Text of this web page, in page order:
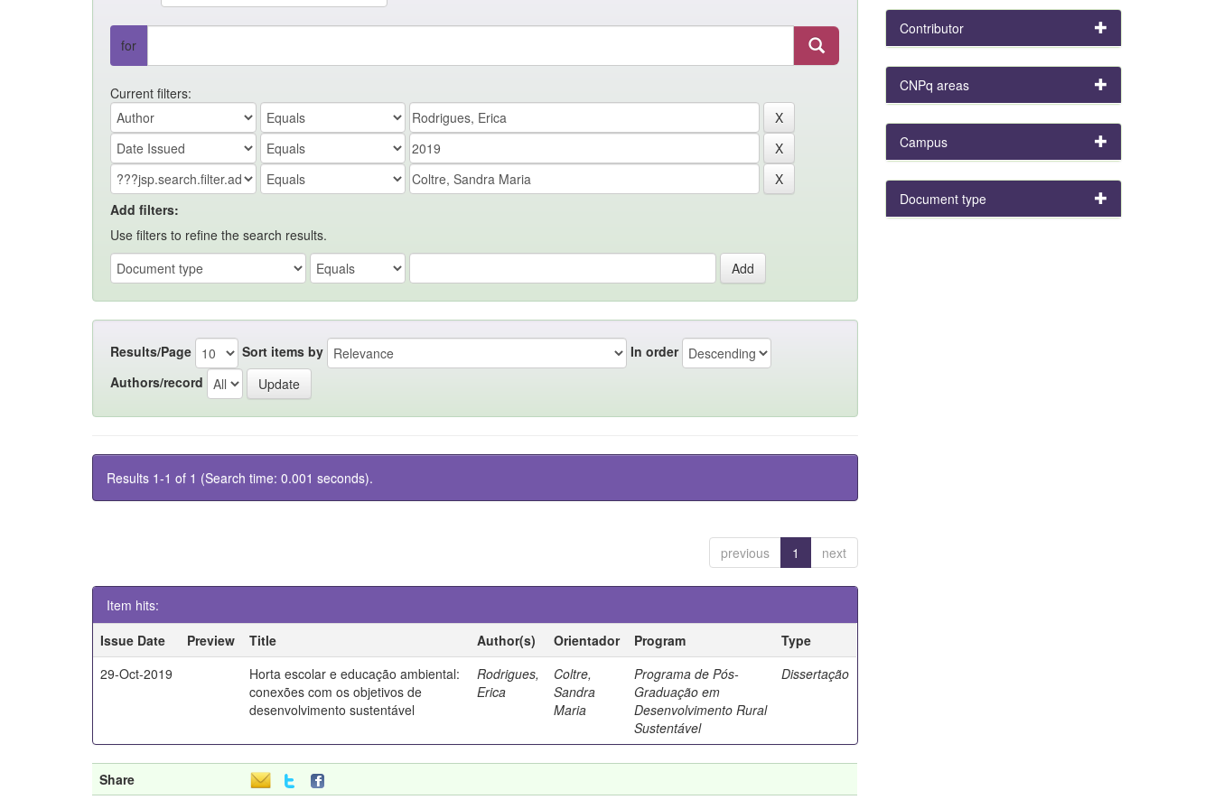
for
Current filters:
Add filters:
Use filters to refine the search results.
Results/Page Sort items by
In order
Authors/record
Results 1-1 of 1 (Search time: 0.001 seconds).
previous 1 next
Item hits:
Issue Date
Preview Title Author(s) Orientador Program
Type
29-Oct-2019
Horta escolar e educação ambiental:
conexões com os objetivos de
desenvolvimento sustentável
Rodrigues,
Erica
Coltre,
Sandra
Maria
Programa de Pós-
Graduação em
Desenvolvimento Rural
Sustentável
Dissertação
Share
Contributor
CNPq areas
Campus
Document type